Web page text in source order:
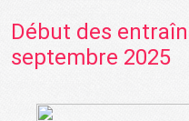
Début des
septembre 2025